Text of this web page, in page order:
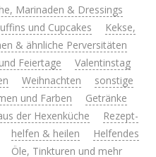
Marinaden & Dressings
und Cupcakes
Kekse,
& ähnliche Perversitäten
Feiertage
Valentinstag
Weihnachten
sonstige
und Farben
Getränke
der Hexenküche
Rezept-
helfen & heilen
Helfendes
Öle, Tinkturen und mehr